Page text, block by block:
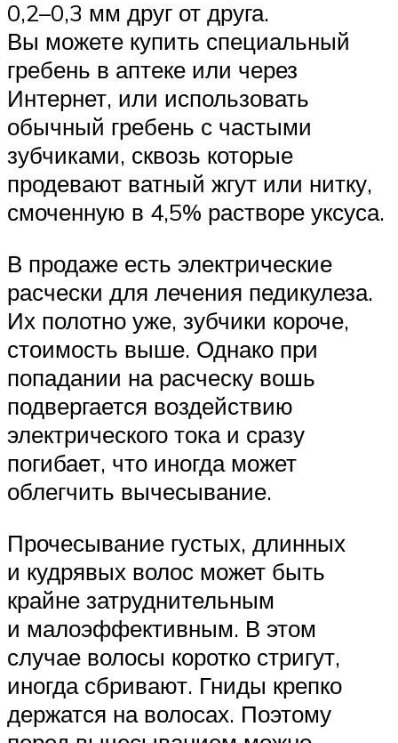
0,2–0,3 мм друг от друга.
Вы можете купить специальный
гребень в аптеке или через
Интернет, или использовать
обычный гребень с частыми
зубчиками, сквозь которые
продевают ватный жгут или нитку,
смоченную в 4,5% растворе уксуса.
В продаже есть электрические
расчески для лечения педикулеза.
Их полотно уже, зубчики короче,
стоимость выше. Однако при
попадании на расческу вошь
подвергается воздействию
электрического тока и сразу
погибает, что иногда может
облегчить вычесывание.
Прочесывание густых, длинных
и кудрявых волос может быть
крайне затруднительным
и малоэффективным. В этом
случае волосы коротко стригут,
иногда сбривают. Гниды крепко
держатся на волосах. Поэтому